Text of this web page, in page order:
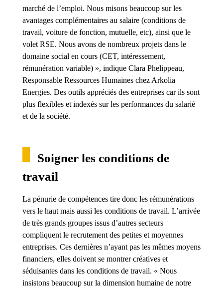
marché de l’emploi. Nous misons beaucoup sur les
avantages complémentaires au salaire (conditions de
travail, voiture de fonction, mutuelle, etc), ainsi que le
volet RSE. Nous avons de nombreux projets dans le
domaine social en cours (CET, intéressement,
rémunération variable) », indique Clara Phelippeau,
Responsable Ressources Humaines chez Arkolia
Energies. Des outils appréciés des entreprises car ils sont
plus flexibles et indexés sur les performances du salarié
et de la société.
Soigner les conditions de
travail
La pénurie de compétences tire donc les rémunérations
vers le haut mais aussi les conditions de travail. L’arrivée
de très grands groupes issus d’autres secteurs
compliquent le recrutement des petites et moyennes
entreprises. Ces dernières n’ayant pas les mêmes moyens
financiers, elles doivent se montrer créatives et
séduisantes dans les conditions de travail. « Nous
insistons beaucoup sur la dimension humaine de notre